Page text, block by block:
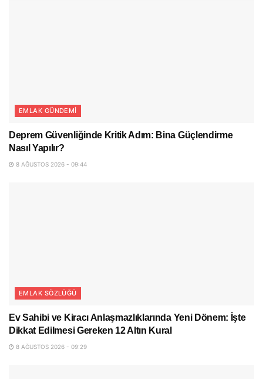
EMLAK GÜNDEMI
Deprem Güvenliğinde Kritik Adım: Bina Güçlendirme
Nasıl Yapılır?
8 AĞUSTOS 2026 - 09:44
EMLAK SÖZLÜĞÜ
Ev Sahibi ve Kiracı Anlaşmazlıklarında Yeni Dönem: İşte
Dikkat Edilmesi Gereken 12 Altın Kural
8 AĞUSTOS 2026 - 09:29